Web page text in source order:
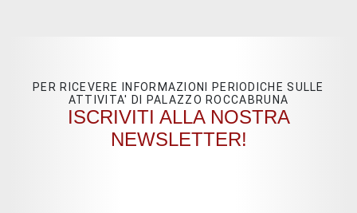
PER RICEVERE INFORMAZIONI PERIODICHE SULLE
ATTIVITA' DI PALAZZO ROCCABRUNA
ISCRIVITI ALLA NOSTRA
NEWSLETTER!